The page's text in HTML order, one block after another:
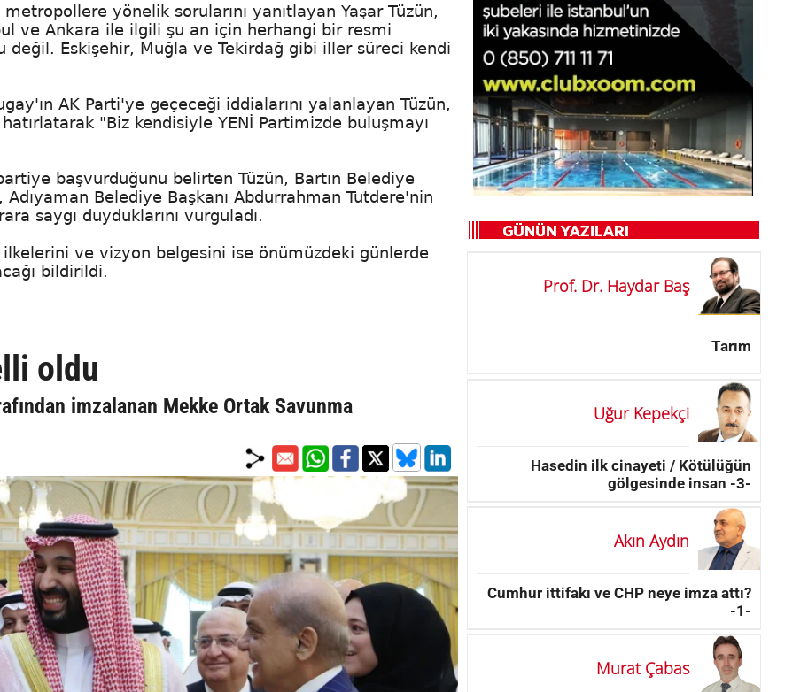
yönelik sorularını yanıtlayan Yaşar Tüzün,
ve Ankara ile ilgili şu an için herhangi bir resmi
değil. Eskişehir, Muğla ve Tekirdağ gibi iller süreci kendi
AK Parti'ye geçeceği iddialarını yalanlayan Tüzün,
"Biz kendisiyle YENİ Partimizde buluşmayı
başvurduğunu belirten Tüzün, Bartın Belediye
Adıyaman Belediye Başkanı Abdurrahman Tutdere'nin
saygı duyduklarını vurguladı.
ve vizyon belgesini ise önümüzdeki günlerde
bildirildi.
oldu
imzalanan Mekke Ortak Savunma
Prof. Dr. Haydar Baş
Tarım
Uğur Kepekçi
Hasedin ilk cinayeti / Kötülüğün
gölgesinde insan -3-
Akın Aydın
Cumhur ittifakı ve CHP neye imza attı?
-1-
Murat Çabas